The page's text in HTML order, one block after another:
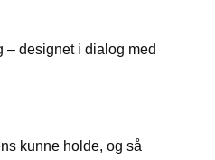
designet i dialog med
kunne holde, og så